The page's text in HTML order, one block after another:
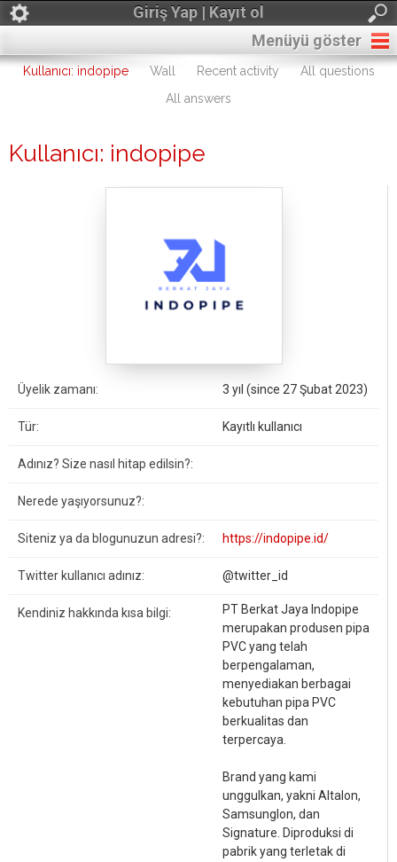
Giriş Yap | Kayıt ol
Menüyü göster
Kullanıcı: indopipe Wall Recent activity
All questions
All answers
Kullanıcı: indopipe
Üyelik zamanı: 3 yıl (since 27 Şubat 2023)
Tür: Kayıtlı kullanıcı
Adınız? Size nasıl hitap edilsin?:
Nerede yaşıyorsunuz?:
Siteniz ya da blogunuzun adresi?: https://indopipe.id/
Twitter kullanıcı adınız: @twitter_id
Kendiniz hakkında kısa bilgi:
PT Berkat Jaya Indopipe
merupakan produsen pipa
PVC yang telah
berpengalaman,
menyediakan berbagai
kebutuhan pipa PVC
berkualitas dan
terpercaya.
Brand yang kami
unggulkan, yakni Altalon,
Samsunglon, dan
Signature. Diproduksi di
pabrik yang terletak di